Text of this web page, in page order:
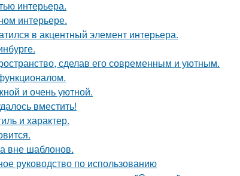
интерьера.
интерьере.
в акцентный элемент интерьера.
сделав его современным и уютным.
и очень уютной.
вместить!
и характер.
вне шаблонов.
руководство по использованию